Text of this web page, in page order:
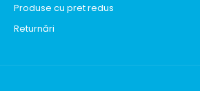
Produse cu pret redus
Returnări